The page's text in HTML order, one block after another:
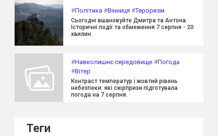
#Політика #Вінниця #Тероризм
Сьогодні вшановуйте Дмитра та Антона.
Історичні події та обмеження 7 серпня - 20
хвилин.
#Навколишнє середовище #Погода
#Вітер
Контраст температур і жовтий рівень
небезпеки: які сюрпризи підготувала
погода на 7 серпня.
Теги